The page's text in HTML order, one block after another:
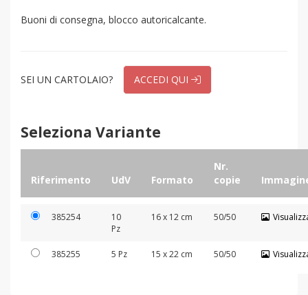
Buoni di consegna, blocco autoricalcante.
SEI UN CARTOLAIO? ACCEDI QUI
Seleziona Variante
Riferimento UdV Formato
Nr.
copie
385254
10
Pz
16 x 12 cm 50/50
385255 5 Pz 15 x 22 cm 50/50